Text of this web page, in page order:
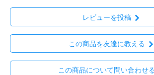
レビューを投稿
この商品を友達に教える
この商品について問い合わせる